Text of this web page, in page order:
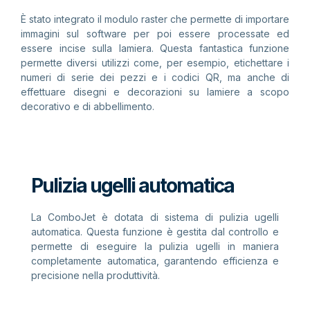
È stato integrato il modulo raster che permette di importare
immagini sul software per poi essere processate ed
essere incise sulla lamiera. Questa fantastica funzione
permette diversi utilizzi come, per esempio, etichettare i
numeri di serie dei pezzi e i codici QR, ma anche di
effettuare disegni e decorazioni su lamiere a scopo
decorativo e di abbellimento.
Pulizia ugelli automatica
La ComboJet è dotata di sistema di pulizia ugelli
automatica. Questa funzione è gestita dal controllo e
permette di eseguire la pulizia ugelli in maniera
completamente automatica, garantendo efficienza e
precisione nella produttività.